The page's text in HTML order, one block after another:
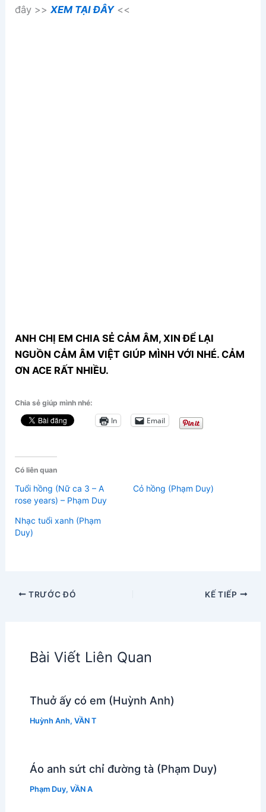
đây >>XEM TẠI ĐÂY<<
ANH CHỊ EM CHIA SẺ CẢM ÂM, XIN ĐỂ LẠI
NGUỒN CẢM ÂM VIỆT GIÚP MÌNH VỚI NHÉ. CẢM
ƠN ACE RẤT NHIỀU.
Chia sẻ giúp mình nhé:
In Email
Có liên quan
Tuổi hồng (Nữ ca 3 – A
rose years) – Phạm Duy
Cỏ hồng (Phạm Duy)
Nhạc tuổi xanh (Phạm
Duy)
TRƯỚC ĐÓ KẾ TIẾP
Bài Viết Liên Quan
Thuở ấy có em (Huỳnh Anh)
Huỳnh Anh, VẦN T
Áo anh sứt chỉ đường tà (Phạm Duy)
Phạm Duy, VẦN A